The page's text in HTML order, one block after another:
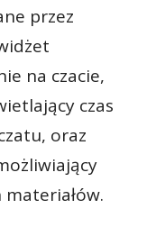
przez
na czacie,
czas
oraz